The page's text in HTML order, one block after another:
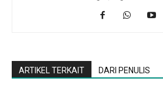
ARTIKEL TERKAIT DARI PENULIS